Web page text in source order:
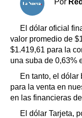
El dólar oficial
valor promedio de
$1.419,61 para la
una suba de 0,63%
En tanto, el dólar
para la venta en
en las financieras
El dólar Tarjeta,